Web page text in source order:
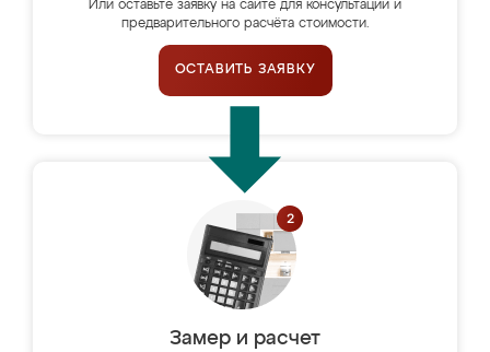
Или оставьте заявку на сайте для консультации и
предварительного расчёта стоимости.
ОСТАВИТЬ ЗАЯВКУ
Замер и расчет